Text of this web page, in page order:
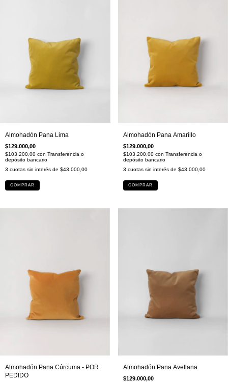
Almohadón Pana Lima
$129.000,00
$103.200,00 con Transferencia o
depósito bancario
3 cuotas sin interés de $43.000,00
COMPRAR
Almohadón Pana Amarillo
$129.000,00
$103.200,00 con Transferencia o
depósito bancario
3 cuotas sin interés de $43.000,00
COMPRAR
Almohadón Pana Cúrcuma - POR
PEDIDO
Almohadón Pana Avellana
$129.000,00